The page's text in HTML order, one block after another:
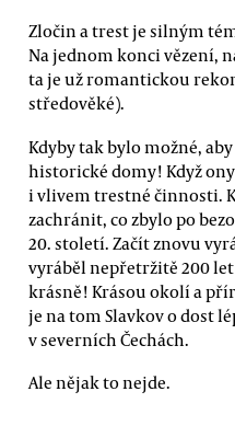
Zločin a trest je silným
Na jednom konci vězení,
ta je už romantickou
středověké).
Kdyby tak bylo možné,
historické domy! Když
i vlivem trestné činnosti.
zachránit, co zbylo po
20. století. Začít znovu
vyráběl nepřetržitě 200 let
krásně! Krásou okolí a
je na tom Slavkov o dost
v severních Čechách.
Ale nějak to nejde.